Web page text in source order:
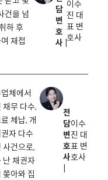
건을 넘
하 후
재접
담
변
호
사 |
이수
진 대
표 변
호사
체에서
채무 다수,
체납, 개
자 다수
사건으로,
난 채권자
쫒아와 집
전
담
변
호
사
이수
진 대
표 변
호사